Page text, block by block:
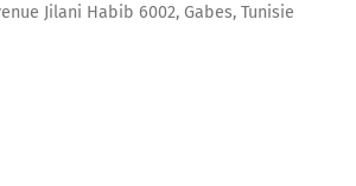
Jilani Habib 6002, Gabes, Tunisie